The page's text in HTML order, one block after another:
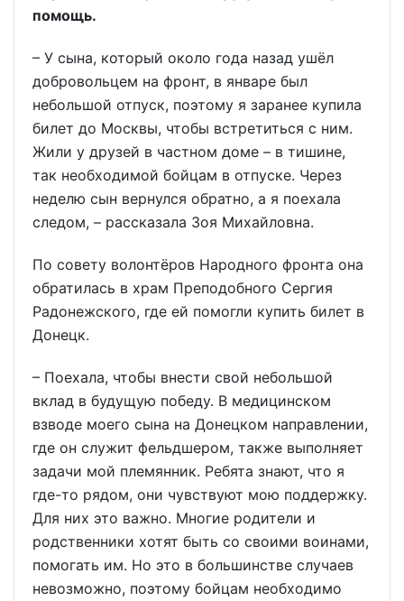
помощь.
– У сына, который около года назад ушёл
добровольцем на фронт, в январе был
небольшой отпуск, поэтому я заранее купила
билет до Москвы, чтобы встретиться с ним.
Жили у друзей в частном доме – в тишине,
так необходимой бойцам в отпуске. Через
неделю сын вернулся обратно, а я поехала
следом, – рассказала Зоя Михайловна.
По совету волонтёров Народного фронта она
обратилась в храм Преподобного Сергия
Радонежского, где ей помогли купить билет в
Донецк.
– Поехала, чтобы внести свой небольшой
вклад в будущую победу. В медицинском
взводе моего сына на Донецком направлении,
где он служит фельдшером, также выполняет
задачи мой племянник. Ребята знают, что я
где-то рядом, они чувствуют мою поддержку.
Для них это важно. Многие родители и
родственники хотят быть со своими воинами,
помогать им. Но это в большинстве случаев
невозможно, поэтому бойцам необходимо